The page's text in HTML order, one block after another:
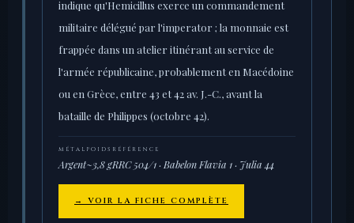
indique qu'Hemicillus exerce un commandement
militaire délégué par l'imperator ; la monnaie est
frappée dans un atelier itinérant au service de
l'armée républicaine, probablement en Macédoine
ou en Grèce, entre 43 et 42 av. J.-C., avant la
bataille de Philippes (octobre 42).
MÉTAL
Argent
POIDS
~3,8 g
RÉFÉRENCE
RRC 504/1 · Babelon Flavia 1 · Julia 44
→ VOIR LA FICHE COMPLÈTE